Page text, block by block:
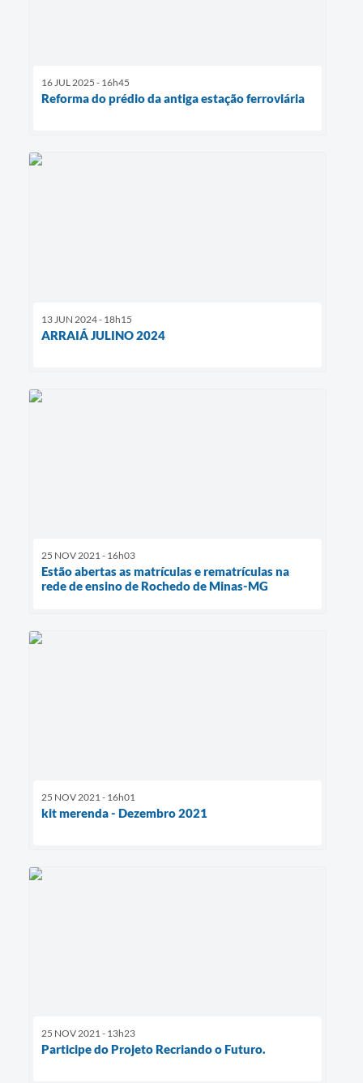
16 JUL 2025 - 16h45
Reforma do prédio da antiga estação ferroviária
13 JUN 2024 - 18h15
ARRAIÁ JULINO 2024
25 NOV 2021 - 16h03
Estão abertas as matrículas e rematrículas na
rede de ensino de Rochedo de Minas-MG
25 NOV 2021 - 16h01
kit merenda - Dezembro 2021
25 NOV 2021 - 13h23
Participe do Projeto Recriando o Futuro.